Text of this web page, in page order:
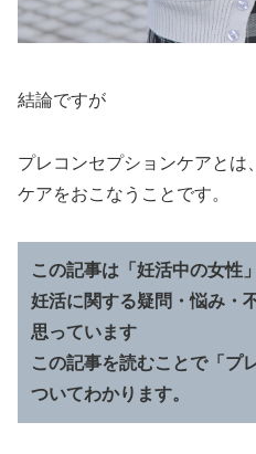
結論ですが
プレコンセプションケアとは
ケアをおこなうことです。
この記事は「妊活中の女性
妊活に関する疑問・悩み・
思っています
この記事を読むことで「プ
ついてわかります。